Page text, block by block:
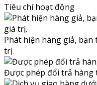
Tiêu chí hoạt động
Phát hiện hàng giả, bạn
trị.
Được phép đổi trả hàng